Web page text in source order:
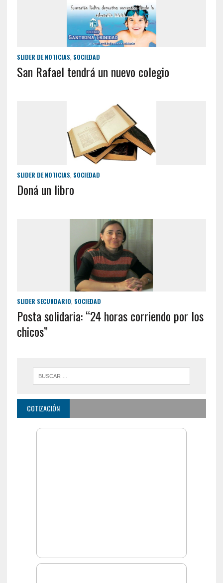
SLIDER DE NOTICIAS SOCIEDAD
San Rafael tendrá un nuevo colegio
SLIDER DE NOTICIAS, SOCIEDAD
Doná un libro
SLIDER SECUNDARIO SOCIEDAD
Posta solidaria: “24 horas corriendo por los
chicos”
COTIZACIÓN